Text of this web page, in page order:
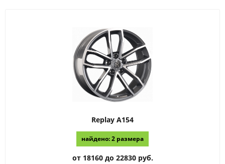
Replay A154
найдено: 2 размера
от 18160 до 22830 руб.